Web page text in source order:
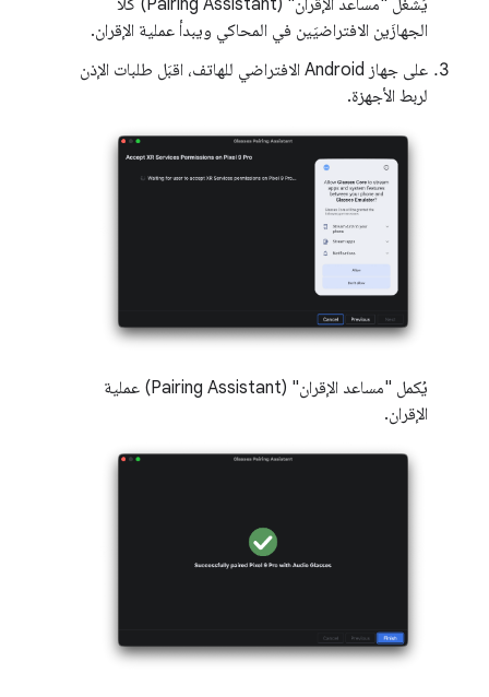
الجهازَين الافتراضيَين في المحاكي ويبدأ عملية الإقران.
على جهاز Android الافتراضي للهاتف، اقبَل طلبات الإذن
لربط الأجهزة.
يُكمل "مساعد الإقران" (Pairing Assistant) عملية
الإقران.